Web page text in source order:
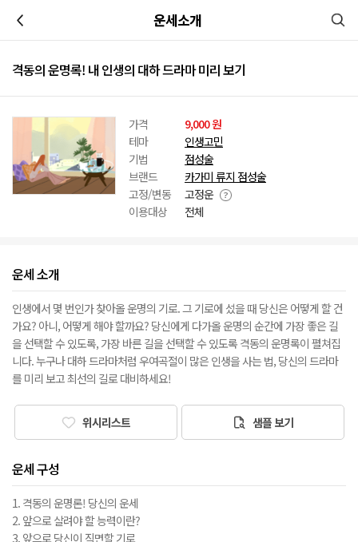
운세소개
격동의 운명록! 내 인생의 대하 드라마 미리 보기
가격
9,000 원
테마
인생고민
기법
점성술
브랜드
카가미 류지 점성술
고정/변동
고정운
이용대상
전체
운세 소개
인생에서 몇 번인가 찾아올 운명의 기로. 그 기로에 섰을 때 당신은 어떻게 할 건
가요? 아니, 어떻게 해야 할까요? 당신에게 다가올 운명의 순간에 가장 좋은 길
을 선택할 수 있도록, 가장 바른 길을 선택할 수 있도록 격동의 운명록이 펼쳐집
니다. 누구나 대하 드라마처럼 우여곡절이 많은 인생을 사는 법, 당신의 드라마
를 미리 보고 최선의 길로 대비하세요!
위시리스트 샘플 보기
운세 구성
1. 격동의 운명론! 당신의 운세
2. 앞으로 살려야 할 능력이란?
3. 앞으로 당신이 직면할 기로